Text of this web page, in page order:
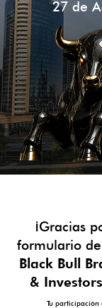
27 de
¡Gracias
formulario
Black Bull
&
Tu